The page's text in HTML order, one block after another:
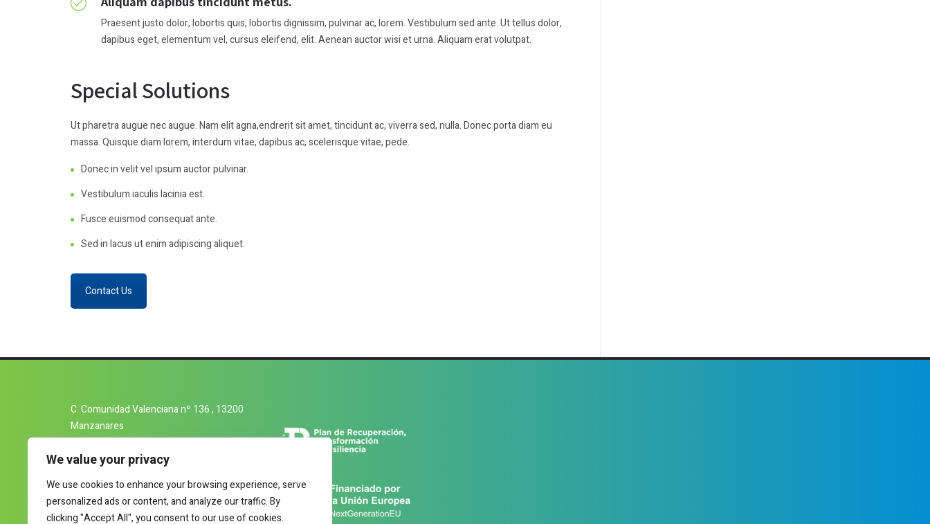
We value your privacy
We use cookies to enhance your browsing experience, serve
personalized ads or content, and analyze our traffic. By
clicking "Accept All", you consent to our use of cookies.
Praesent justo dolor, lobortis quis, lobortis dignissim, pulvinar ac, lorem. Vestibulum sed ante. Ut tellus dolor,
dapibus eget, elementum vel, cursus eleifend, elit. Aenean auctor wisi et urna. Aliquam erat volutpat.
Special Solutions
Ut pharetra augue nec augue. Nam elit agna,endrerit sit amet, tincidunt ac, viverra sed, nulla. Donec porta diam eu
massa. Quisque diam lorem, interdum vitae, dapibus ac, scelerisque vitae, pede.
Donec in velit vel ipsum auctor pulvinar.
Vestibulum iaculis lacinia est.
Fusce euismod consequat ante.
Sed in lacus ut enim adipiscing aliquet.
Contact Us
C. Comunidad Valenciana nº 136 , 13200
Manzanares
926 620 093